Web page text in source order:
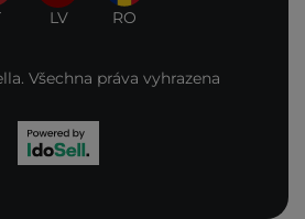
LV RO
Všechna práva vyhrazena